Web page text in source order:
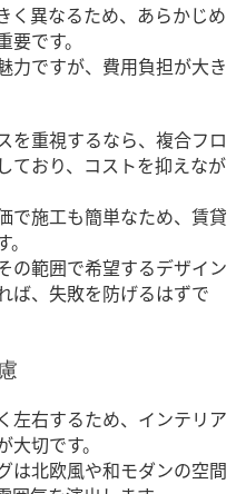
く異なるため、あらかじめ
です。
力ですが、費用負担が大き
を重視するなら、複合フロ
ており、コストを抑えなが
で施工も簡単なため、賃貸
の範囲で希望するデザイン
ば、失敗を防げるはずで
左右するため、インテリア
切です。
は北欧風や和モダンの空間